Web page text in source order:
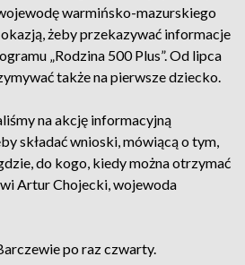
warmińsko-mazurskiego
żeby przekazywać informacje
„Rodzina 500 Plus”. Od lipca
także na pierwsze dziecko.
na akcję informacyjną
składać wnioski, mówiącą o tym,
do kogo, kiedy można otrzymać
Artur Chojecki, wojewoda
po raz czwarty.